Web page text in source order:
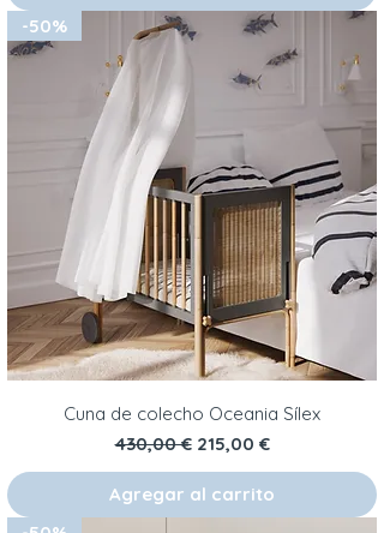
-50%
Cuna de colecho Oceania Sílex
Precio
430,00 € Precio de oferta
215,00 €
Agregar al carrito